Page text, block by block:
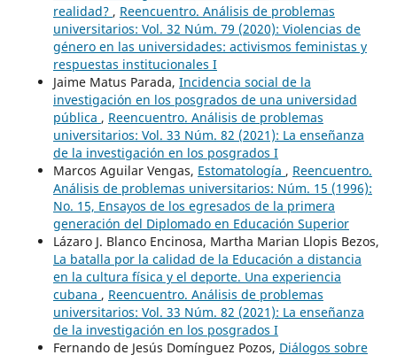
realidad? , Reencuentro. Análisis de problemas
universitarios: Vol. 32 Núm. 79 (2020): Violencias de
género en las universidades: activismos feministas y
respuestas institucionales I
Jaime Matus Parada, Incidencia social de la
investigación en los posgrados de una universidad
pública , Reencuentro. Análisis de problemas
universitarios: Vol. 33 Núm. 82 (2021): La enseñanza
de la investigación en los posgrados I
Marcos Aguilar Vengas, Estomatología , Reencuentro.
Análisis de problemas universitarios: Núm. 15 (1996):
No. 15, Ensayos de los egresados de la primera
generación del Diplomado en Educación Superior
Lázaro J. Blanco Encinosa, Martha Marian Llopis Bezos,
La batalla por la calidad de la Educación a distancia
en la cultura física y el deporte. Una experiencia
cubana , Reencuentro. Análisis de problemas
universitarios: Vol. 33 Núm. 82 (2021): La enseñanza
de la investigación en los posgrados I
Fernando de Jesús Domínguez Pozos, Diálogos sobre